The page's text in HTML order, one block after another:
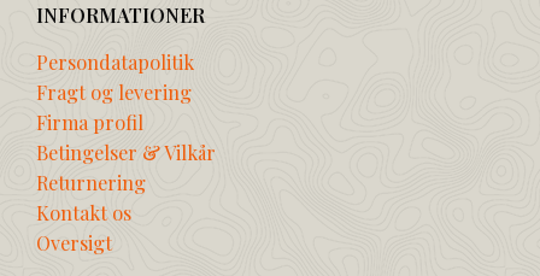
INFORMATIONER
Persondatapolitik
Fragt og levering
Firma profil
Betingelser & Vilkår
Returnering
Kontakt os
Oversigt